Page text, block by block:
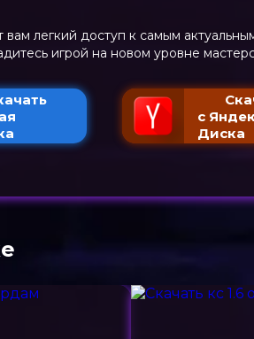
вам легкий доступ к самым
игрой на новом уровне
с
Диска